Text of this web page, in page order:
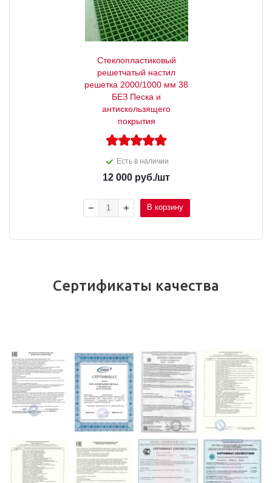
Стеклопластиковый
решетчатый настил
решетка 2000/1000 мм 38
БЕЗ Песка и
антискользящего
покрытия
Есть в наличии
12 000 руб./шт
В корзину
Сертификаты качества